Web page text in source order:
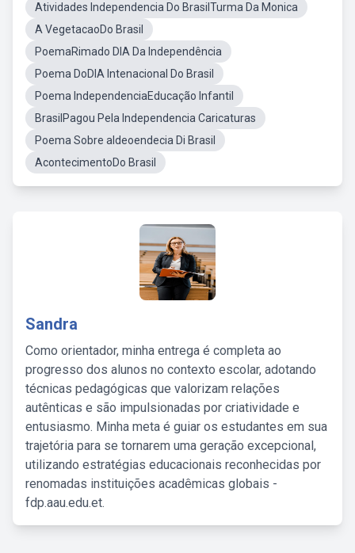
Atividades Independencia Do BrasilTurma Da Monica
A VegetacaoDo Brasil
PoemaRimado DIA Da Independência
Poema DoDIA Intenacional Do Brasil
Poema IndependenciaEducação Infantil
BrasilPagou Pela Independencia Caricaturas
Poema Sobre aIdeoendecia Di Brasil
AcontecimentoDo Brasil
Sandra
Como orientador, minha entrega é completa ao
progresso dos alunos no contexto escolar, adotando
técnicas pedagógicas que valorizam relações
autênticas e são impulsionadas por criatividade e
entusiasmo. Minha meta é guiar os estudantes em sua
trajetória para se tornarem uma geração excepcional,
utilizando estratégias educacionais reconhecidas por
renomadas instituições acadêmicas globais -
fdp.aau.edu.et.